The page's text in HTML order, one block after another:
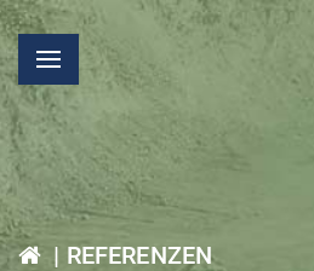
| REFERENZEN